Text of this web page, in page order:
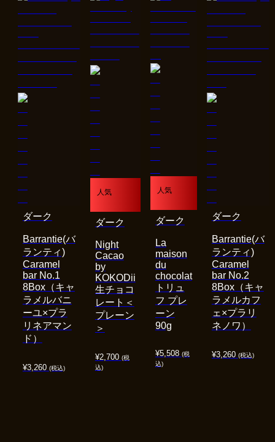
¥3,260 (税込)
Barrantie(バ
ランティ)
Caramel
bar No.1
8Box（キャ
ラメルバニ
ーユ×プラ
リネアマン
ド）
ダーク
人気
¥2,700 (税
込)
Night
Cacao
by
KOKODii
生チョコ
レート＜
プレーン
＞
ダーク
人気
¥5,508 (税
込)
La
maison
du
chocolat
トリュ
フ プレ
ーン
90g
ダーク
¥3,260 (税込)
Barrantie(バ
ランティ)
Caramel
bar No.2
8Box（キャ
ラメルカフ
ェ×プラリ
ネノワ）
ダーク